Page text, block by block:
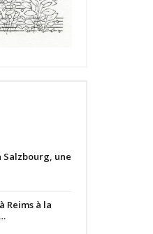
Salzbourg, une
Reims à la